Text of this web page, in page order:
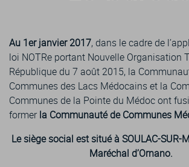
Au 1er janvier 2017, dans le cadre de
loi NOTRe portant Nouvelle Organisation
République du 7 août 2015, la
Communes des Lacs Médocains et la
Communes de la Pointe du Médoc ont
former la Communauté de Communes
Le siège social est situé à SOULAC-SUR-
Maréchal d’Ornano.